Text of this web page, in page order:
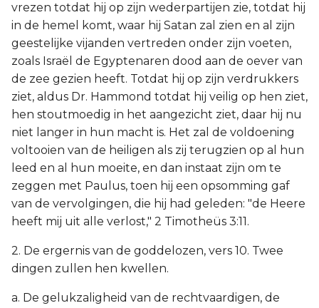
vrezen totdat hij op zijn wederpartijen zie, totdat hij
in de hemel komt, waar hij Satan zal zien en al zijn
geestelijke vijanden vertreden onder zijn voeten,
zoals Israël de Egyptenaren dood aan de oever van
de zee gezien heeft. Totdat hij op zijn verdrukkers
ziet, aldus Dr. Hammond totdat hij veilig op hen ziet,
hen stoutmoedig in het aangezicht ziet, daar hij nu
niet langer in hun macht is. Het zal de voldoening
voltooien van de heiligen als zij terugzien op al hun
leed en al hun moeite, en dan instaat zijn om te
zeggen met Paulus, toen hij een opsomming gaf
van de vervolgingen, die hij had geleden: "de Heere
heeft mij uit alle verlost," 2 Timotheüs 3:11.
2. De ergernis van de goddelozen, vers 10. Twee
dingen zullen hen kwellen.
a. De gelukzaligheid van de rechtvaardigen, de